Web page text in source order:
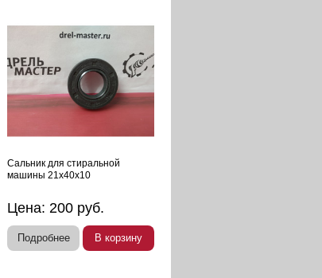
Сальник для стиральной
машины 21х40х10
Цена: 200 руб.
Подробнее В корзину